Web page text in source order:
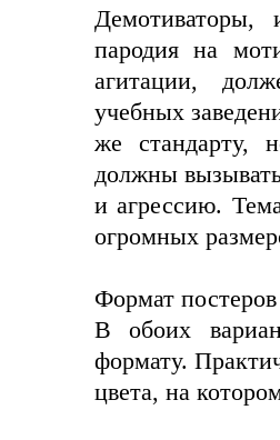
Демотиваторы,
пародия на
агитации,
учебных
же стандарту,
должны
и агрессию.
огромных
Формат постеров
В обоих
формату.
цвета, на